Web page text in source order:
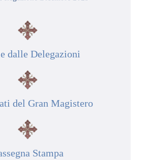
dalle Delegazioni
del Gran Magistero
Stampa